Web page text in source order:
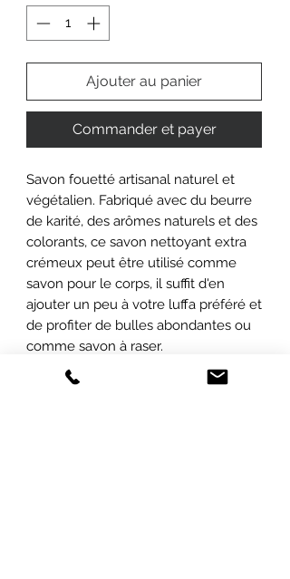
Ajouter au panier
Commander et payer
Savon fouetté artisanal naturel et
végétalien. Fabriqué avec du beurre
de karité, des arômes naturels et des
colorants, ce savon nettoyant extra
crémeux peut être utilisé comme
savon pour le corps, il suffit d'en
ajouter un peu à votre luffa préféré et
de profiter de bulles abondantes ou
comme savon à raser.
Idéal pour tous les types de peau.